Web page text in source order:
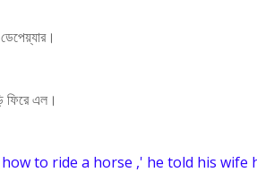
ফিরে এল।
to ride a horse ,' he told his wife